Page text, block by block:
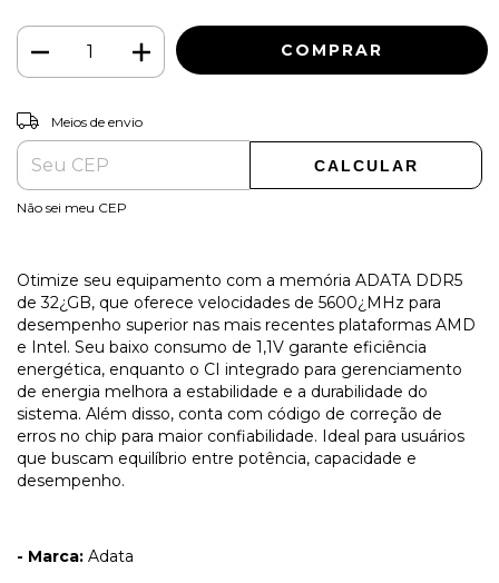
Entregas para o CEP:
Meios de envio
CALCULAR
Não sei meu CEP
Otimize seu equipamento com a memória ADATA DDR5
de 32¿GB, que oferece velocidades de 5600¿MHz para
desempenho superior nas mais recentes plataformas AMD
e Intel. Seu baixo consumo de 1,1V garante eficiência
energética, enquanto o CI integrado para gerenciamento
de energia melhora a estabilidade e a durabilidade do
sistema. Além disso, conta com código de correção de
erros no chip para maior confiabilidade. Ideal para usuários
que buscam equilíbrio entre potência, capacidade e
desempenho.
- Marca: Adata